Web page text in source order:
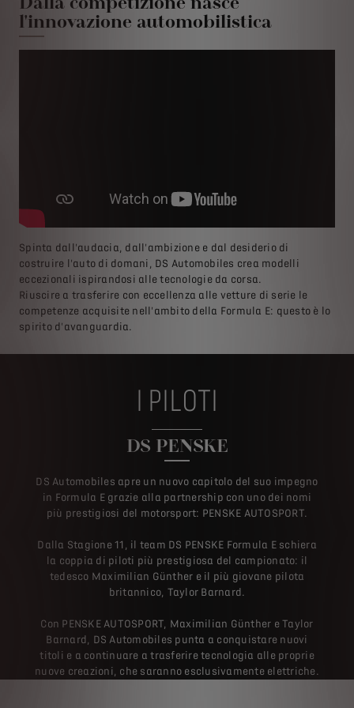
l'innovazione automobilistica
Spinta dall'audacia, dall'ambizione e dal desiderio di
costruire l'auto di domani, DS Automobiles crea modelli
eccezionali ispirandosi alle tecnologie da corsa.
Riuscire a trasferire con eccellenza alle vetture di serie le
competenze acquisite nell'ambito della Formula E: questo è lo
spirito d'avanguardia.
I PILOTI
DS PENSKE
DS Automobiles apre un nuovo capitolo del suo impegno
in Formula E grazie alla partnership con uno dei nomi
più prestigiosi del motorsport: PENSKE AUTOSPORT.
Dalla Stagione 11, il team DS PENSKE Formula E schiera
la coppia di piloti più prestigiosa del campionato: il
tedesco Maximilian Günther e il più giovane pilota
britannico, Taylor Barnard.
Con PENSKE AUTOSPORT, Maximilian Günther e Taylor
Barnard, DS Automobiles punta a conquistare nuovi
titoli e a continuare a trasferire tecnologia alle proprie
nuove creazioni, che saranno esclusivamente elettriche.